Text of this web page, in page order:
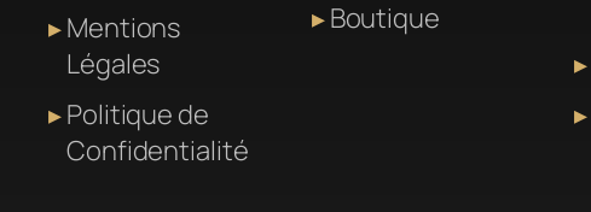
Mentions
Légales
Politique de
Confidentialité
Boutique